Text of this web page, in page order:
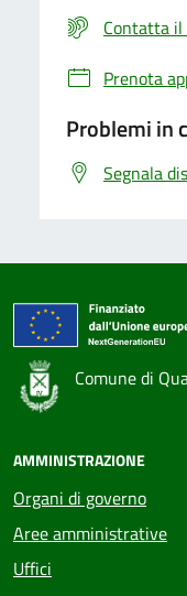
Contatta
Prenota
Problemi in
Segnala
Comune di
AMMINISTRAZIONE
Organi di governo
Aree amministrative
Uffici